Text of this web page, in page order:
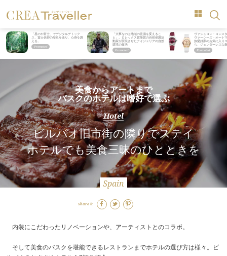
「星のや富士」でデジタルデトック
ス。冨士信仰の歴史を辿り、心身を調
える。
「大事なのは地域の意識を変えるこ
と」。ロレックス賞受賞の自然保護活
動家が実現させたナイジェリアの自然
環境の復活
ヴァシュロン・コンス
ヴァーシーズ・オート
旅愛好家のお気に入り
ら、ジェンダーレスな
美食からアートまで
バスクのホテルは嗜好で選ぶ
Hotel
ビルバオ旧市街の隣りでステイ
ホテルでも美食三昧のひとときを
Spain
Share it
内装にこだわったリノベーションや、アーティストとのコラボ。
そして美食のバスクを堪能できるレストランまでホテルの選び方は様々。ビ